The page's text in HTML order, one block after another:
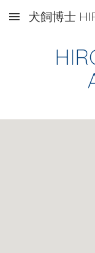
Skip to main content
犬飼博士